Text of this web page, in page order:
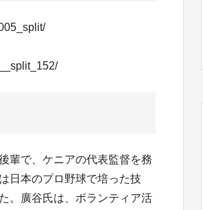
輩で、ケニアの代表監督を務
日本のプロ野球で培った技
。廣谷氏は、ボランティア活